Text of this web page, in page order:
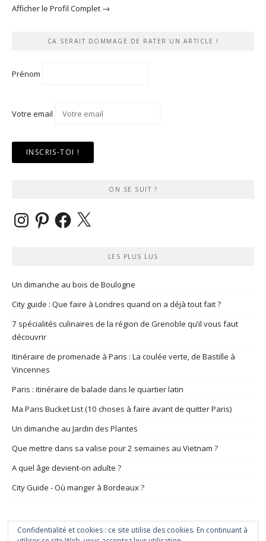
Afficher le Profil Complet →
CA SERAIT DOMMAGE DE RATER UN ARTICLE !
Prénom
Votre email
ON SE SUIT ?
InstagramPinterestFacebook
X
LES PLUS LUS
Un dimanche au bois de Boulogne
City guide : Que faire à Londres quand on a déjà tout fait ?
7 spécialités culinaires de la région de Grenoble qu’il vous faut
découvrir
Itinéraire de promenade à Paris : La coulée verte, de Bastille à
Vincennes
Paris : itinéraire de balade dans le quartier latin
Ma Paris Bucket List (10 choses à faire avant de quitter Paris)
Un dimanche au Jardin des Plantes
Que mettre dans sa valise pour 2 semaines au Vietnam ?
A quel âge devient-on adulte ?
City Guide - Où manger à Bordeaux ?
Confidentialité et cookies : ce site utilise des cookies. En continuant à